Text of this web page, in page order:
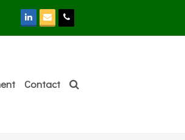
LinkedIn
EmailPhone
Contact